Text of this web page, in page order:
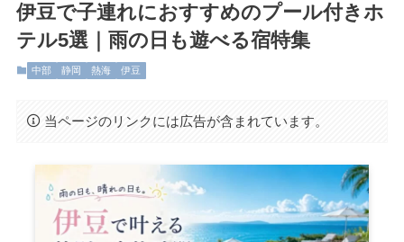
伊豆で子連れにおすすめのプール付きホ
テル5選｜雨の日も遊べる宿特集
中部 静岡 熱海 伊豆
当ページのリンクには広告が含まれています。